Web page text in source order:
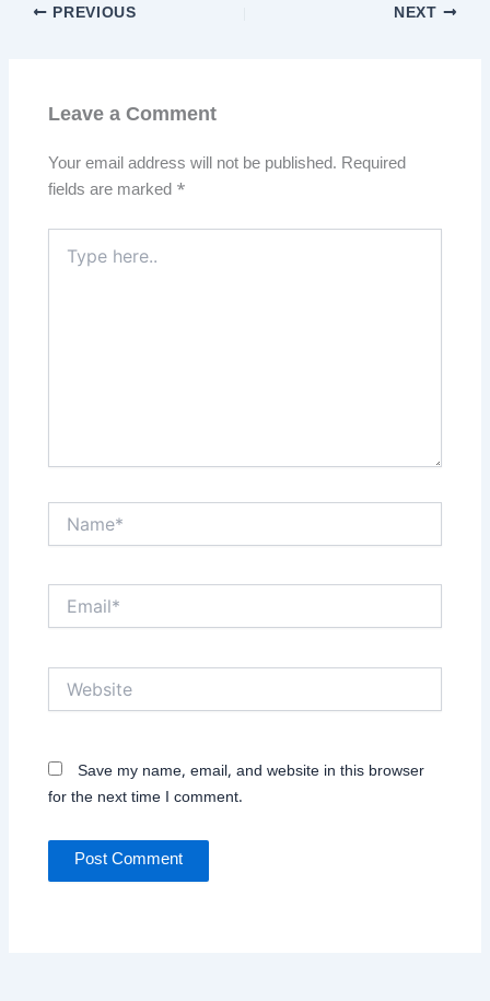
PREVIOUS NEXT
Leave a Comment
Your email address will not be published. Required
fields are marked *
here..
Save my name, email, and website in this browser
for the next time I comment.